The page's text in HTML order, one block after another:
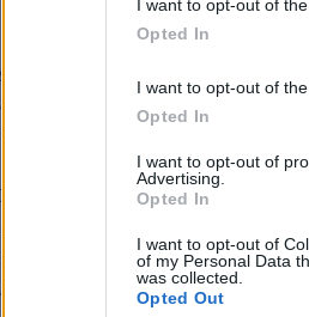
I want to opt-out of
Opted In
I want to opt-out of
Opted In
I want to opt-out of
Advertising.
Opted In
I want to opt-out of
of my Personal Data
was collected.
Opted Out
čeká etapa 1B, dlouhá 333 km.
etapu. Fanoušci budou s českými
etapa zakončí Dakar v Džiddě.
Martin Macík také oznámil,
Raid Championship 2022.
Těšíme se, je to další
Desert Challenge, Rally